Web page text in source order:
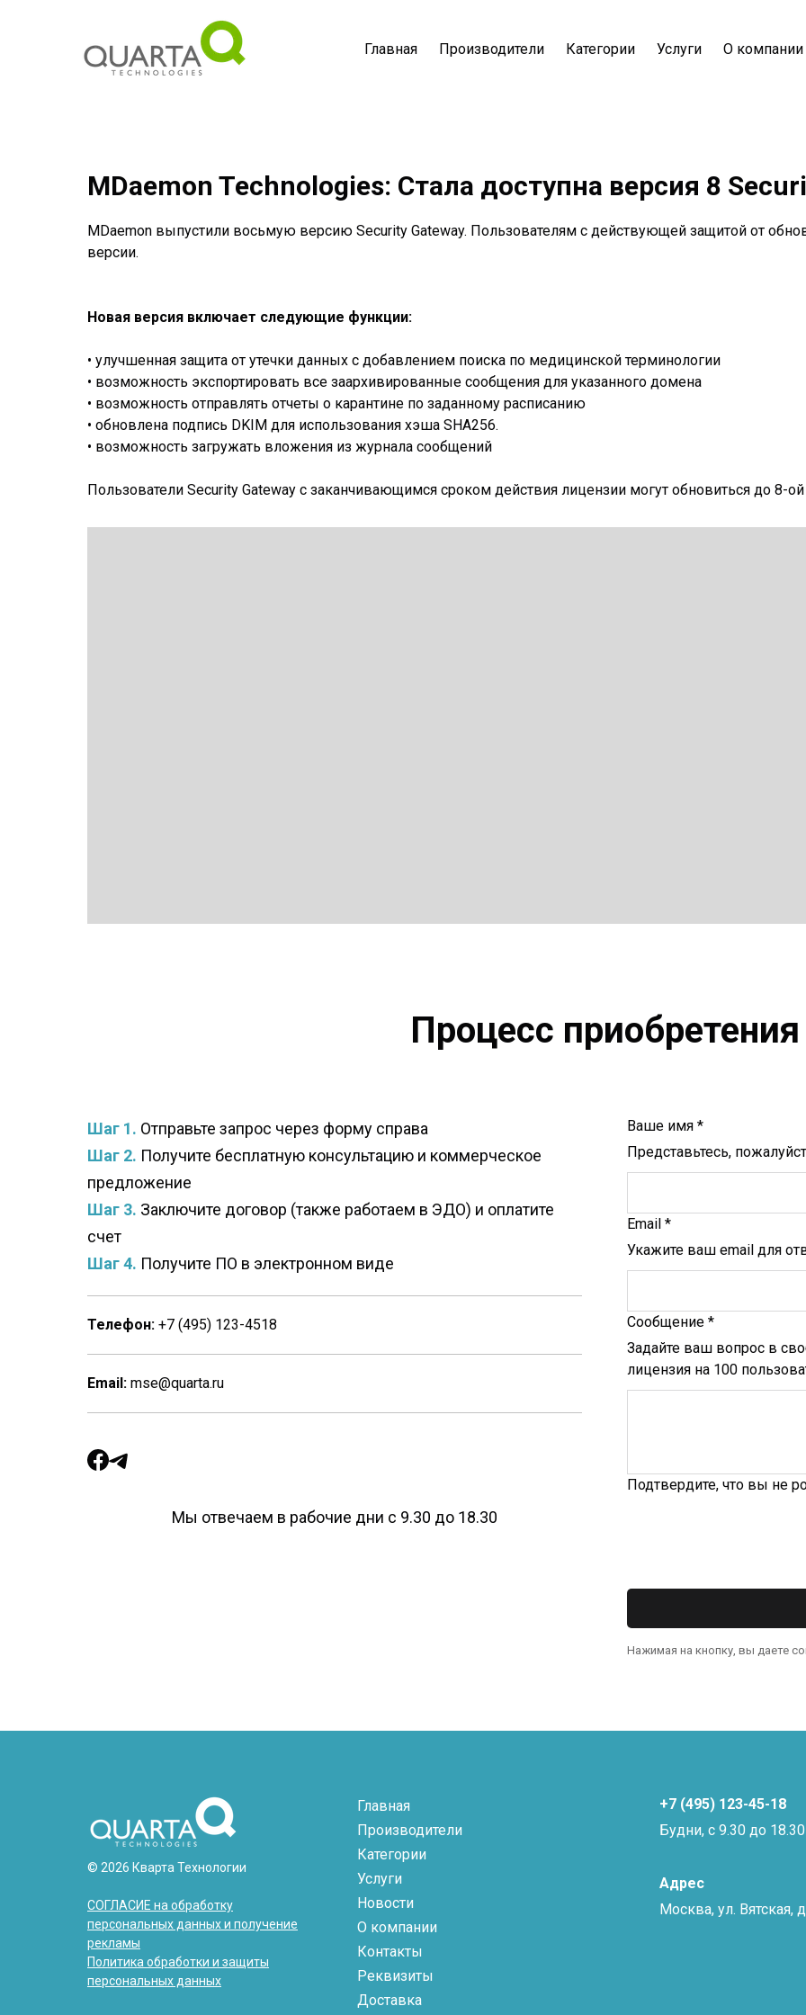
Главная Производители Категории Услуги О компании
MDaemon Technologies: Стала доступна версия 8
MDaemon выпустили восьмую версию Security Gateway. Пользователям с действующей защитой от
версии.
Новая версия включает следующие функции:
• улучшенная защита от утечки данных с добавлением поиска по медицинской терминологии
• возможность экспортировать все заархивированные сообщения для указанного домена
• возможность отправлять отчеты о карантине по заданному расписанию
• обновлена подпись DKIM для использования хэша SHA256.
• возможность загружать вложения из журнала сообщений
Пользователи Security Gateway с заканчивающимся сроком действия лицензии могут обновиться до 8-
Процесс приобретения
Шаг 1. Отправьте запрос через форму справа
Шаг 2. Получите бесплатную консультацию и коммерческое
предложение
Шаг 3. Заключите договор (также работаем в ЭДО) и оплатите
счет
Шаг 4. Получите ПО в электронном виде
Телефон: +7 (495) 123-4518
Email: mse@quarta.ru
Мы отвечаем в рабочие дни с 9.30 до 18.30
Ваше имя *
Представьтесь,
Email *
Укажите ваш email для
Сообщение *
Задайте ваш вопрос в
лицензия на 100
Подтвердите, что вы не
Нажимая на кнопку, вы даете
© 2026 Кварта Технологии
СОГЛАСИЕ на обработку
персональных данных и получение
рекламы
Политика обработки и защиты
персональных данных
Главная
Производители
Категории
Услуги
Новости
О компании
Контакты
Реквизиты
Доставка
+7 (495) 123-45-18
Будни, с 9.30 до 18.30
Адрес
Москва, ул. Вятская,